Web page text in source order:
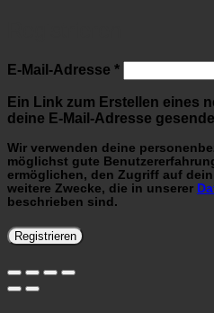
E-Mail-Adresse *Erforderlich
Ein Link zum Erstellen eines
deine E-Mail-Adresse
Wir verwenden deine
möglichst gute
ermöglichen, den Zugriff auf
weitere Zwecke, die in unserer
beschrieben sind.
Registrieren